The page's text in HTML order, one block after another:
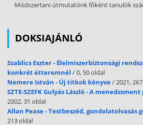
Módszertani útmutatónk főként tanulók
DOKSIAJÁNLÓ
Szablics Eszter - Élelmiszerbiztonsági
konkrét étteremnél / 0, 50 oldal
Nemere István - Új titkok könyve/ 2021,
SZTE-SZEFK Gulyás László - A
2002, 31 oldal
Allan Pease - Testbeszéd, gondolatolvasás
213 oldal